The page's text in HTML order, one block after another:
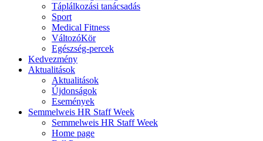
Táplálkozási tanácsadás
Sport
Medical Fitness
VáltozóKör
Egészség-percek
Kedvezmény
Aktualitások
Aktualitások
Újdonságok
Események
Semmelweis HR Staff Week
Semmelweis HR Staff Week
Home page